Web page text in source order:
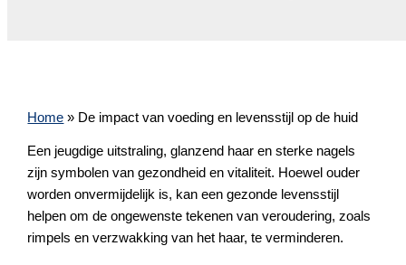
Home » De impact van voeding en levensstijl op de huid
Een jeugdige uitstraling, glanzend haar en sterke nagels
zijn symbolen van gezondheid en vitaliteit. Hoewel ouder
worden onvermijdelijk is, kan een gezonde levensstijl
helpen om de ongewenste tekenen van veroudering, zoals
rimpels en verzwakking van het haar, te verminderen.